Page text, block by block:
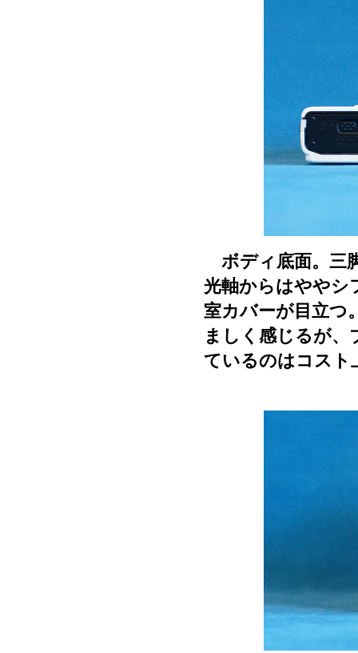
ボディ底面。三
光軸からはややシ
室カバーが目立つ
ましく感じるが
ているのはコスト